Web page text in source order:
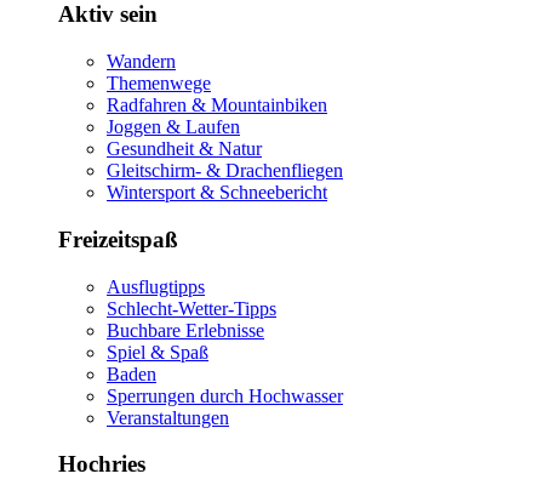
Aktiv sein
Wandern
Themenwege
Radfahren & Mountainbiken
Joggen & Laufen
Gesundheit & Natur
Gleitschirm- & Drachenfliegen
Wintersport & Schneebericht
Freizeitspaß
Ausflugtipps
Schlecht-Wetter-Tipps
Buchbare Erlebnisse
Spiel & Spaß
Baden
Sperrungen durch Hochwasser
Veranstaltungen
Hochries